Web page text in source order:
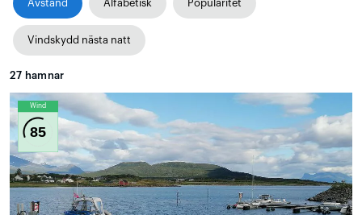
Avstånd Alfabetisk Popularitet
Vindskydd nästa natt
27 hamnar
Wind
85